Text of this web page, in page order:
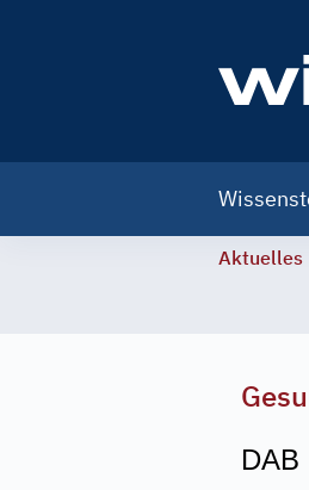
navigation
Aktuelles
DAB